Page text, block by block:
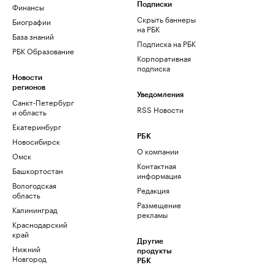
Финансы
Биографии
База знаний
РБК Образование
Новости
регионов
Санкт-Петербург
и область
Екатеринбург
Новосибирск
Омск
Башкортостан
Вологодская
область
Калининград
Краснодарский
край
Нижний
Новгород
Подписки
Скрыть баннеры
на РБК
Подписка на РБК
Корпоративная
подписка
Уведомления
RSS Новости
РБК
О компании
Контактная
информация
Редакция
Размещение
рекламы
Другие
продукты
РБК